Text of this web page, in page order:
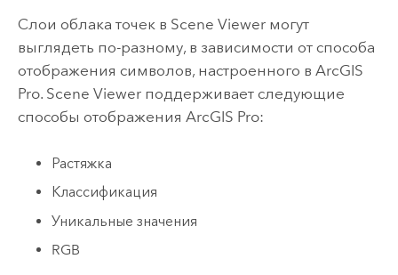
Слои облака точек в Scene Viewerмогут
выглядеть по-разному, в зависимости от способа
отображения символов, настроенного в ArcGIS
Pro. Scene Viewerподдерживает следующие
способы отображения ArcGIS Pro:
Растяжка
Классификация
Уникальные значения
RGB